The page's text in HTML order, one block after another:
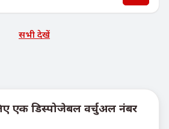
सभी देखें
एक डिस्पोजेबल वर्चुअल नंबर